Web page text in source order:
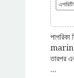
তারপর
...